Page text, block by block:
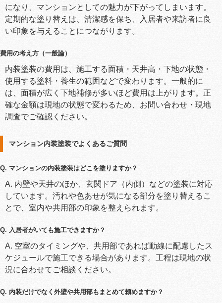
になり、マンションとしての魅力が下がってしまいます。
定期的な塗り替えは、清潔感を保ち、入居者や来訪者に良
い印象を与えることにつながります。
費用の考え方（一般論）
内装塗装の費用は、施工する面積・天井高・下地の状態・
使用する塗料・養生の範囲などで変わります。一般的に
は、面積が広く下地補修が多いほど費用は上がります。正
確な金額は現地の状態で変わるため、お問い合わせ・現地
調査でご確認ください。
マンション内装塗装でよくあるご質問
Q. マンションの内装塗装はどこを塗りますか？
A. 内壁や天井のほか、玄関ドア（内側）などの塗装に対応
しています。汚れや色あせが気になる部分を塗り替えるこ
とで、室内や共用部の印象を整えられます。
Q. 入居者がいても施工できますか？
A. 空室のタイミングや、共用部であれば動線に配慮したス
ケジュールで施工できる場合があります。工程は現地の状
況に合わせてご相談ください。
Q. 内装だけでなく外壁や共用部もまとめて頼めますか？